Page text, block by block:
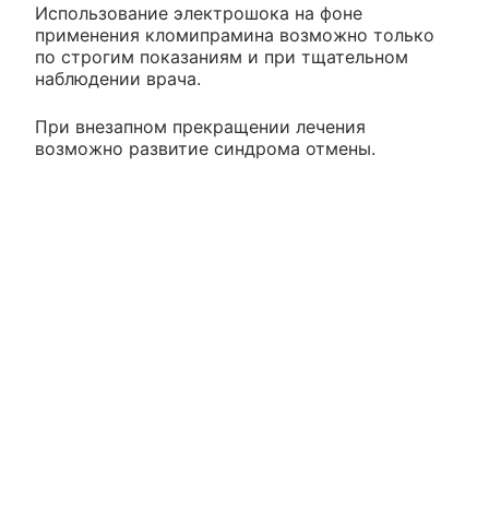
Использование электрошока на фоне
применения кломипрамина возможно только
по строгим показаниям и при тщательном
наблюдении врача.
При внезапном прекращении лечения
возможно развитие синдрома отмены.